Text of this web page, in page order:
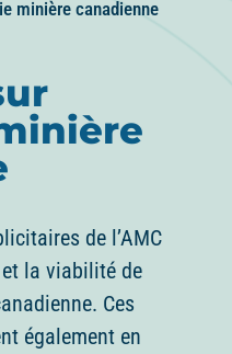
minière canadienne
de l’AMC
la viabilité de
Ces
également en